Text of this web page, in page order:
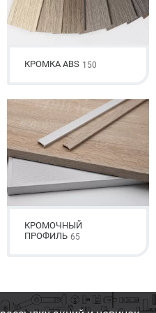
КРОМКА ABS 150
КРОМОЧНЫЙ
ПРОФИЛЬ 65